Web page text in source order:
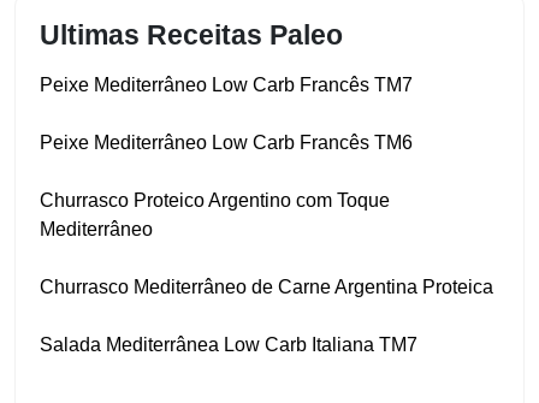
Ultimas Receitas Paleo
Peixe Mediterrâneo Low Carb Francês TM7
Peixe Mediterrâneo Low Carb Francês TM6
Churrasco Proteico Argentino com Toque
Mediterrâneo
Churrasco Mediterrâneo de Carne Argentina Proteica
Salada Mediterrânea Low Carb Italiana TM7